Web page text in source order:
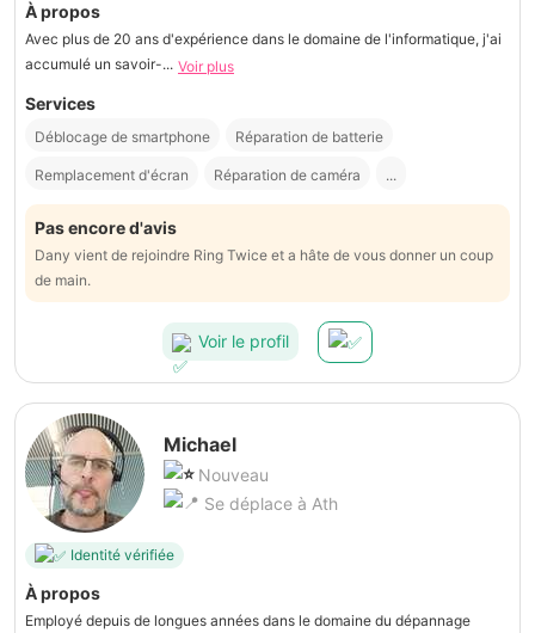
À propos
Avec plus de 20 ans d'expérience dans le domaine de l'informatique, j'ai
accumulé un savoir-... Voir plus
Services
Déblocage de smartphone Réparation de batterie
Remplacement d'écran Réparation de caméra ...
Pas encore d'avis
Dany vient de rejoindre Ring Twice et a hâte de vous donner un coup
de main.
Voir le profil
Michael
Nouveau
Se déplace à Ath
Identité vérifiée
À propos
Employé depuis de longues années dans le domaine du dépannage